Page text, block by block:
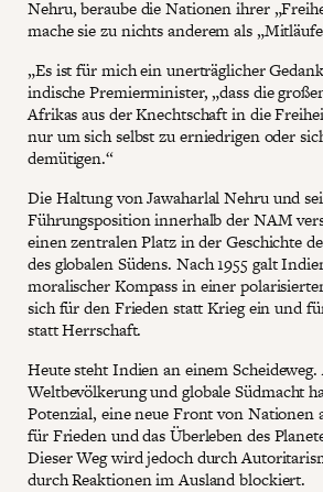
Nehru, beraube die Nationen ihrer
mache sie zu nichts anderem als
„Es ist für mich ein unerträglicher
indische Premierminister, „dass die
Afrikas aus der Knechtschaft in die
nur um sich selbst zu erniedrigen oder
demütigen.“
Die Haltung von Jawaharlal Nehru und
Führungsposition innerhalb der NAM
einen zentralen Platz in der Geschichte
des globalen Südens. Nach 1955 galt
moralischer Kompass in einer
sich für den Frieden statt Krieg ein und
statt Herrschaft.
Heute steht Indien an einem Scheideweg.
Weltbevölkerung und globale Südmacht
Potenzial, eine neue Front von Nationen
für Frieden und das Überleben des
Dieser Weg wird jedoch durch
durch Reaktionen im Ausland blockiert.